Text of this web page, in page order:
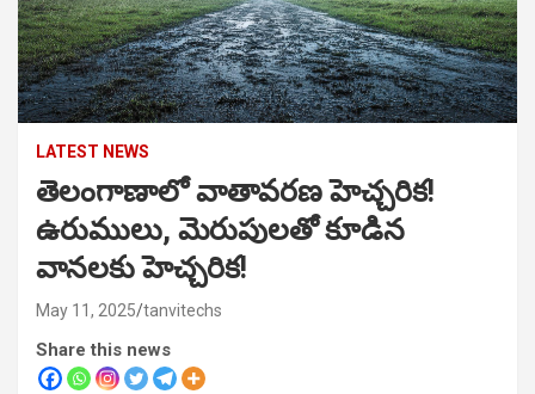
LATEST NEWS
తెలంగాణాలో వాతావరణ హెచ్చరిక!
ఉరుములు, మెరుపులతో కూడిన
వానలకు హెచ్చరిక!
May 11, 2025 tanvitechs
Share this news